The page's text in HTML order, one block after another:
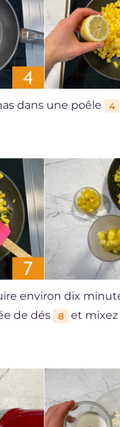
dans une poêle 4
environ dix
de dés
8 et